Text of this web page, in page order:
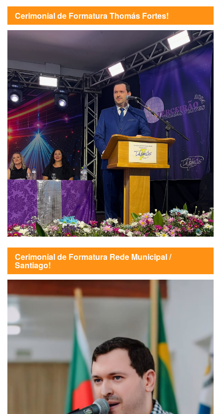
Cerimonial de Formatura Thomás Fortes!
Cerimonial de Formatura Rede Municipal /
Santiago!